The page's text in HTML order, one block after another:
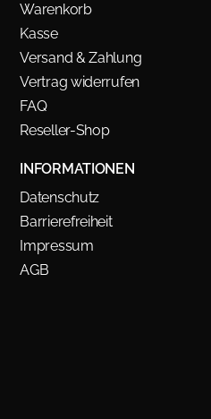
Warenkorb
Kasse
Versand & Zahlung
Vertrag widerrufen
FAQ
Reseller-Shop
INFORMATIONEN
Datenschutz
Barrierefreiheit
Impressum
AGB